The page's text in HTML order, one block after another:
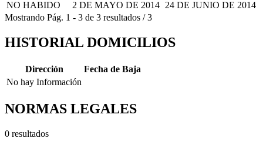
NO HABIDO
2 DE MAYO DE 2014 24 DE JUNIO DE 2014
Mostrando Pág. 1 - 3 de 3 resultados /3
HISTORIAL DOMICILIOS
Dirección
Fecha de Baja
No hay Información
NORMAS LEGALES
0 resultados